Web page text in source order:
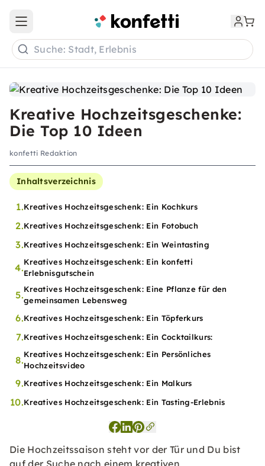
Kreative Hochzeitsgeschenke:
Die Top 10 Ideen
konfetti Redaktion
Inhaltsverzeichnis
1.Kreatives Hochzeitsgeschenk: Ein Kochkurs
2.Kreatives Hochzeitsgeschenk: Ein Fotobuch
3.Kreatives Hochzeitsgeschenk: Ein Weintasting
4.Kreatives Hochzeitsgeschenk: Ein konfetti
Erlebnisgutschein
5.Kreatives Hochzeitsgeschenk: Eine Pflanze für den
gemeinsamen Lebensweg
6.Kreatives Hochzeitsgeschenk: Ein Töpferkurs
7.Kreatives Hochzeitsgeschenk: Ein Cocktailkurs:
8.Kreatives Hochzeitsgeschenk: Ein Persönliches
Hochzeitsvideo
9.Kreatives Hochzeitsgeschenk: Ein Malkurs
10.Kreatives Hochzeitsgeschenk: Ein Tasting-Erlebnis
Die Hochzeitssaison steht vor der Tür und Du bist
auf der Suche nach einem kreativen
Open main menu
Suche: Stadt, Erlebnis